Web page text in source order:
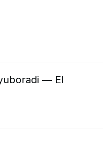
— El